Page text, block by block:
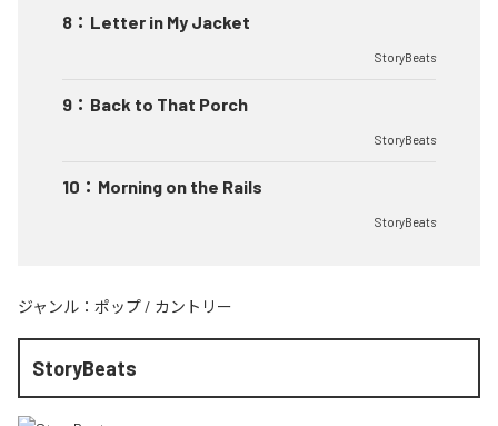
8 ： Letter in My Jacket
StoryBeats
9 ： Back to That Porch
StoryBeats
10 ： Morning on the Rails
StoryBeats
ジャンル： ポップ / カントリー
StoryBeats